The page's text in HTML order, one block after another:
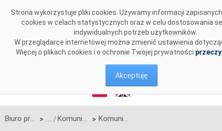
Strona wykorzystuje pliki cookies. Używamy informacji
cookies w celach statystycznych oraz w celu dostosowania
indywidualnych potrzeb użytkowników.
W przeglądarce internetowej można zmienić ustawienia
Więcej o plikach cookies i o ochronie Twojej prywatności
Akceptuję
Biuro prasowe > Komunikaty OSP > Komunikat OSP w sprawie rozpoczęcia procesu jednostronnego przetargu miesięcznego na październik 2025 r. na zdolności przesyłowe linii Zamość-Dobrotwór